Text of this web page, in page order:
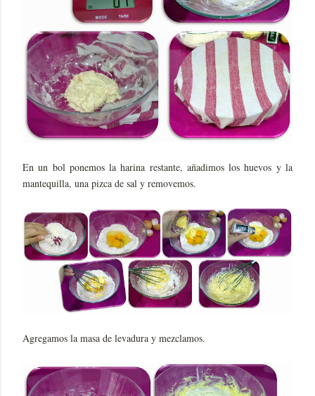
En un bol ponemos la harina restante, añadimos los huevos y la
mantequilla, una pizca de sal y removemos.
Agregamos la masa de levadura y mezclamos.